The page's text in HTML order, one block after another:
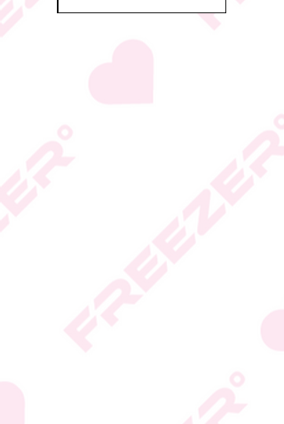
הכשרות על פי החלטת
היצרן או גוף הכשרות;
המידע המעודכן מופיע על
* ט.ל.ח.